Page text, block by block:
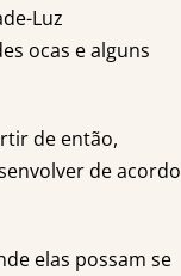
Luz
ocas e alguns
de então,
de acordo
elas possam se